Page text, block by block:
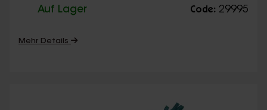
Auf Lager Code: 29995
Mehr Details